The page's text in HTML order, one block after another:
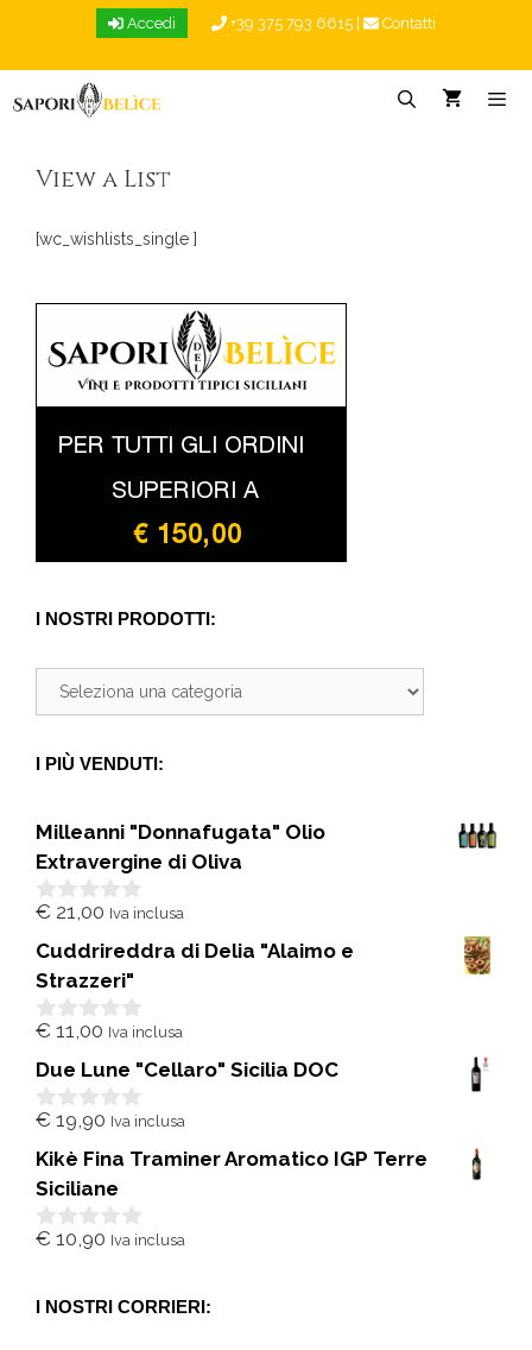
Accedi +39 375 793 6615 Contatti
View a List
[wc_wishlists_single ]
I NOSTRI PRODOTTI:
I PIÙ VENDUTI:
Milleanni "Donnafugata" Olio
Extravergine di Oliva
0
u
5
€ 21,00 Iva inclusa
Cuddrireddra di Delia "Alaimo e
Strazzeri"
0
u
5
€ 11,00 Iva inclusa
Due Lune "Cellaro" Sicilia DOC
0
u
5
€ 19,90 Iva inclusa
Kikè Fina Traminer Aromatico IGP Terre
Siciliane
0
5
€ 10,90 Iva inclusa
I NOSTRI CORRIERI: